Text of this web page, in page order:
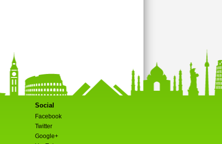
Social
Facebook
Twitter
Google+